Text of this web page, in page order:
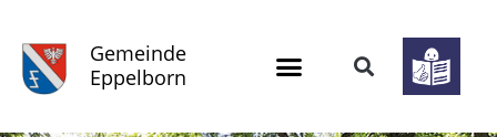
Gemeinde
Eppelborn